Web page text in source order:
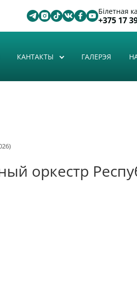
Білетная
+375 17
КАНТАКТЫ ГАЛЕРЭЯ
оркестр